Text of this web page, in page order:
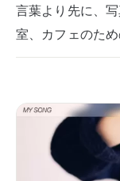
言葉より先に、
室、カフェのた